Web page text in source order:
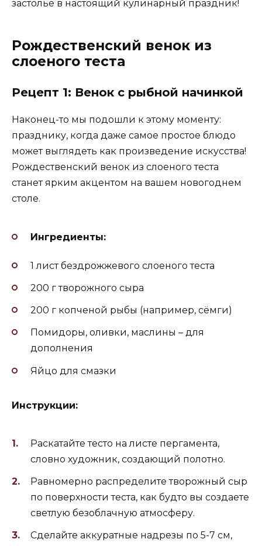
застолье в настоящий кулинарный праздник!
Рождественский венок из
слоеного теста
Рецепт 1: Венок с рыбной начинкой
Наконец-то мы подошли к этому моменту:
празднику, когда даже самое простое блюдо
может выглядеть как произведение искусства!
Рождественский венок из слоеного теста
станет ярким акцентом на вашем новогоднем
столе.
Ингредиенты:
1 лист бездрожжевого слоеного теста
200 г творожного сыра
200 г копченой рыбы (например, сёмги)
Помидоры, оливки, маслины – для
дополнения
Яйцо для смазки
Инструкции:
Раскатайте тесто на листе пергамента,
словно художник, создающий полотно.
Равномерно распределите творожный сыр
по поверхности теста, как будто вы создаете
светлую безоблачную атмосферу.
Сделайте аккуратные надрезы по 5-7 см,